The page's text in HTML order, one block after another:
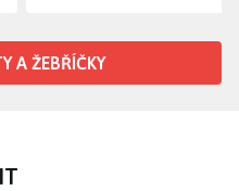
A ŽEBŘÍČKY